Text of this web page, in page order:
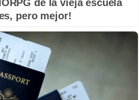
de la vieja escuela
pero mejor!